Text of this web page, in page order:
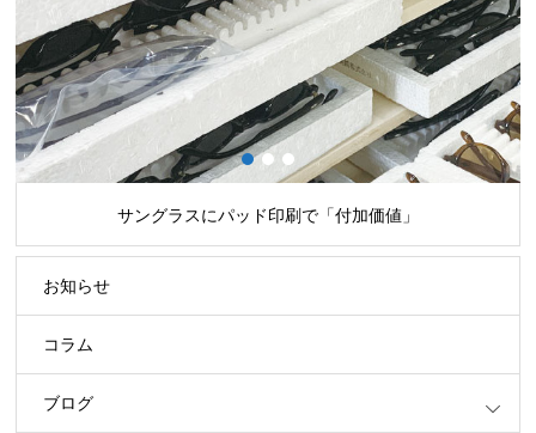
サングラスにパッド印刷で「付加価値」
1 2 3
お知らせ
コラム
ブログ